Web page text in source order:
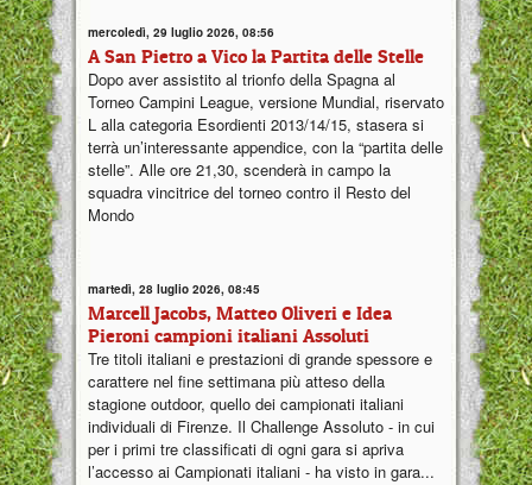
mercoledì, 29 luglio 2026, 08:56
A San Pietro a Vico la Partita delle Stelle
Dopo aver assistito al trionfo della Spagna al
Torneo Campini League, versione Mundial, riservato
L alla categoria Esordienti 2013/14/15, stasera si
terrà un’interessante appendice, con la “partita delle
stelle”. Alle ore 21,30, scenderà in campo la
squadra vincitrice del torneo contro il Resto del
Mondo
martedì, 28 luglio 2026, 08:45
Marcell Jacobs, Matteo Oliveri e Idea
Pieroni campioni italiani Assoluti
Tre titoli italiani e prestazioni di grande spessore e
carattere nel fine settimana più atteso della
stagione outdoor, quello dei campionati italiani
individuali di Firenze. Il Challenge Assoluto - in cui
per i primi tre classificati di ogni gara si apriva
l’accesso ai Campionati italiani - ha visto in gara...